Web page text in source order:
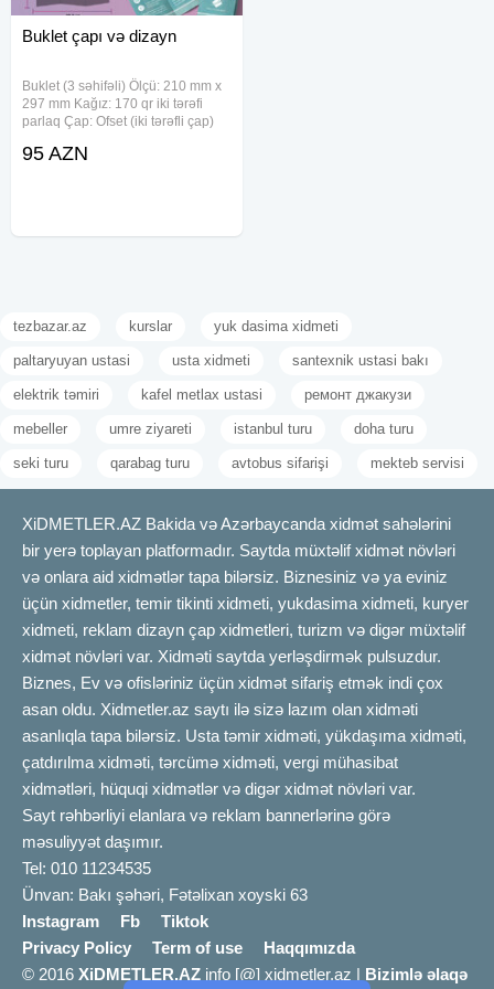
Buklet çapı və dizayn
Buklet (3 səhifəli) Ölçü: 210 mm x
297 mm Kağız: 170 qr iki tərəfi
parlaq Çap: Ofset (iki tərəfli çap)
ədəd – 175 azn 2500 ədəd – 260
95 AZN
tezbazar.az kurslar yuk dasima xidmeti
paltaryuyan ustasi usta xidmeti santexnik ustasi bakı
elektrik təmiri kafel metlax ustasi ремонт джакузи
mebeller umre ziyareti istanbul turu doha turu
seki turu qarabag turu avtobus sifarişi mekteb servisi
XiDMETLER.AZ Bakida və Azərbaycanda xidmət sahələrini
bir yerə toplayan platformadır. Saytda müxtəlif xidmət növləri
və onlara aid xidmətlər tapa bilərsiz. Biznesiniz və ya eviniz
üçün xidmetler, temir tikinti xidmeti, yukdasima xidmeti, kuryer
xidmeti, reklam dizayn çap xidmetleri, turizm və digər müxtəlif
xidmət növləri var. Xidməti saytda yerləşdirmək pulsuzdur.
Biznes, Ev və ofisləriniz üçün xidmət sifariş etmək indi çox
asan oldu. Xidmetler.az saytı ilə sizə lazım olan xidməti
asanlıqla tapa bilərsiz. Usta təmir xidməti, yükdaşıma xidməti,
çatdırılma xidməti, tərcümə xidməti, vergi mühasibat
xidmətləri, hüquqi xidmətlər və digər xidmət növləri var.
Sayt rəhbərliyi elanlara və reklam bannerlərinə görə
məsuliyyət daşımır.
Tel: 010 11234535
Ünvan: Bakı şəhəri, Fətəlixan xoyski 63
Instagram
Fb
Tiktok
Privacy Policy
Term of use
Haqqımızda
© 2016 XiDMETLER.AZ info [@] xidmetler.az | Bizimlə əlaqə